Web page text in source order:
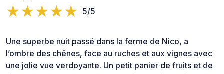
5/5
Une superbe nuit passé dans la ferme de Nico, a
l’ombre des chênes, face au ruches et aux vignes avec
une jolie vue verdoyante. Un petit panier de fruits et de